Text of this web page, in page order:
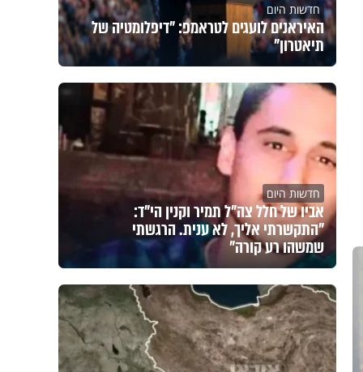
חדשות היום
האיראנים לועגים לטראמפ: "דיפלומטיה של
תיאטרון"
חדשות היום
אביו של חלל צה"ל תמיר וקנין הי"ד:
"התקשרתי אליך, לא ענית. הרגשתי
שמשהו רע קורה"